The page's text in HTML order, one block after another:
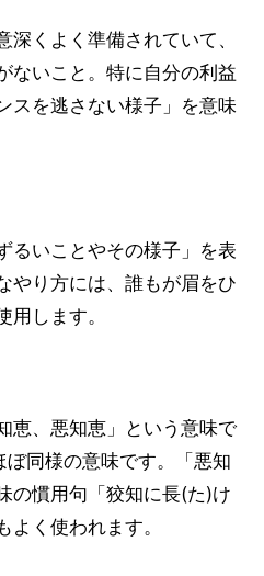
深くよく準備されていて、
ないこと。特に自分の利益
スを逃さない様子」を意味
るいことやその様子」を表
やり方には、誰もが眉をひ
用します。
恵、悪知恵」という意味で
同様の意味です。「悪知
の慣用句「狡知に長(た)け
よく使われます。